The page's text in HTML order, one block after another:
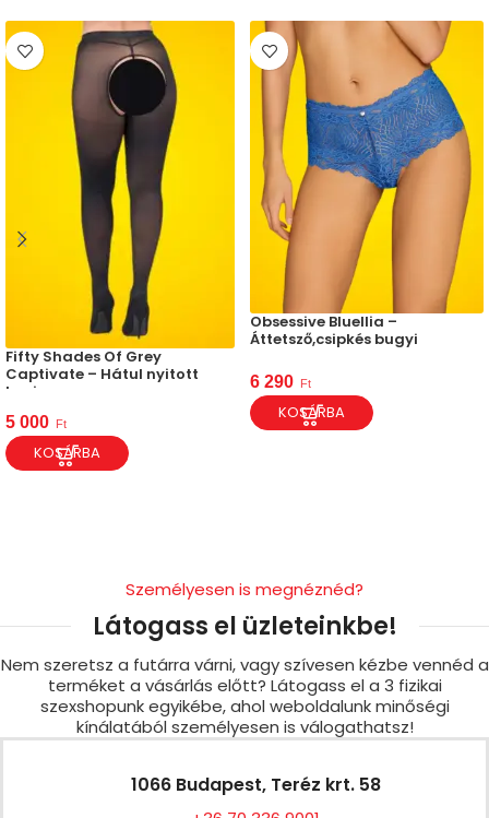
Fifty Shades Of Grey
Captivate – Hátul nyitott
harisnya
5 000 Ft
KOSÁRBA
Obsessive Bluellia –
Áttetsző,csipkés bugyi
6 290 Ft
KOSÁRBA
Személyesen is megnéznéd?
Látogass el üzleteinkbe!
Nem szeretsz a futárra várni, vagy szívesen kézbe vennéd a
terméket a vásárlás előtt? Látogass el a 3 fizikai
szexshopunk egyikébe, ahol weboldalunk minőségi
kínálatából személyesen is válogathatsz!
1066 Budapest, Teréz krt. 58